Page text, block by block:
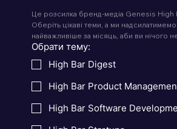
Це розсилка бренд-медіа Genesis High
Оберіть цікаві теми, а ми
найважливіше за місяць, аби ви нічого
Обрати тему:
High Bar Digest
High Bar Product
High Bar Software